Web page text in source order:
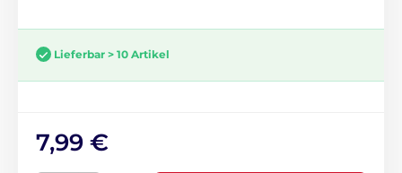
Lieferbar > 10 Artikel
7,99 €